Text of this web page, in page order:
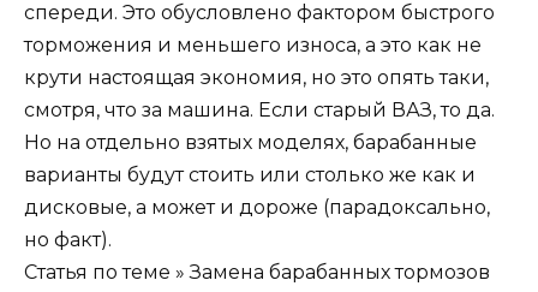
спереди. Это обусловлено фактором быстрого
торможения и меньшего износа, а это как не
крути настоящая экономия, но это опять таки,
смотря, что за машина. Если старый ВАЗ, то да.
Но на отдельно взятых моделях, барабанные
варианты будут стоить или столько же как и
дисковые, а может и дороже (парадоксально,
но факт).
Статья по теме » Замена барабанных тормозов